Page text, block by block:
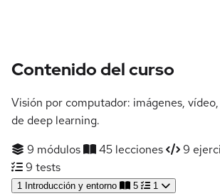
Contenido del curso
Visión por computador: imágenes,
de deep learning.
9 módulos
45 lecciones
9
9 tests
1 Introducción y entorno 5 1